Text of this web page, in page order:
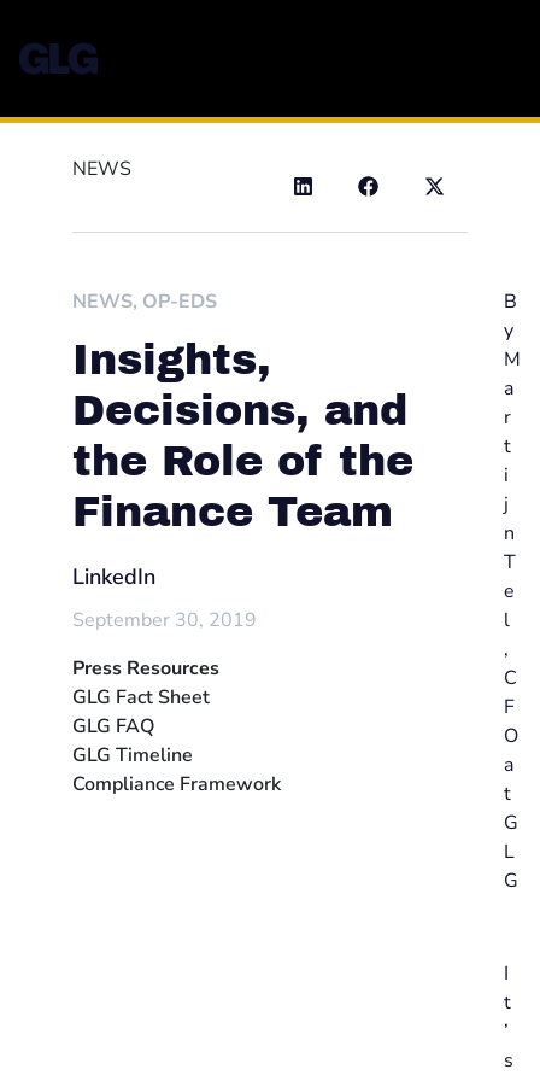
NEWS
NEWS, OP-EDS
Insights,
Decisions, and
the Role of the
Finance Team
LinkedIn
September 30, 2019
Press Resources
GLG Fact Sheet
GLG FAQ
GLG Timeline
Compliance Framework
B
y
M
a
r
t
i
j
n
T
e
l
,
C
F
O
a
t
G
L
G
I
t
’
s